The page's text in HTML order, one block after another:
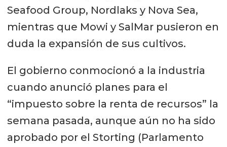
Seafood Group, Nordlaks y Nova Sea,
mientras que Mowi y SalMar pusieron en
duda la expansión de sus cultivos.
El gobierno conmocionó a la industria
cuando anunció planes para el
“impuesto sobre la renta de recursos” la
semana pasada, aunque aún no ha sido
aprobado por el Storting (Parlamento